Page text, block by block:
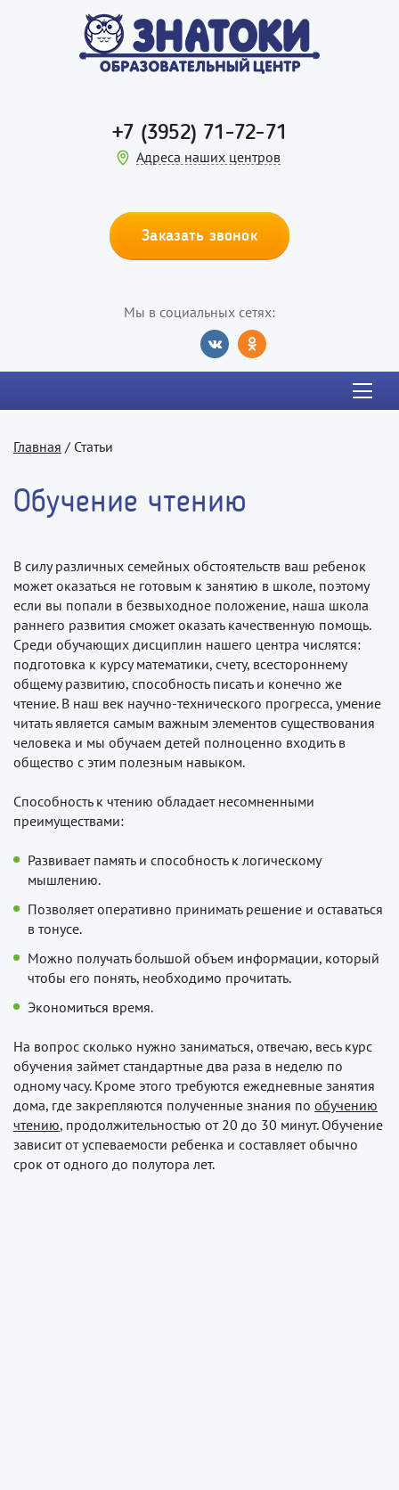
+7 (3952) 71-72-71
Адреса наших центров
Заказать звонок
Мы в социальных сетях:
Главная / Статьи
Обучение чтению
В силу различных семейных обстоятельств ваш ребенок
может оказаться не готовым к занятию в школе, поэтому
если вы попали в безвыходное положение, наша школа
раннего развития сможет оказать качественную помощь.
Среди обучающих дисциплин нашего центра числятся:
подготовка к курсу математики, счету, всестороннему
общему развитию, способность писать и конечно же
чтение. В наш век научно-технического прогресса, умение
читать является самым важным элементов существования
человека и мы обучаем детей полноценно входить в
общество с этим полезным навыком.
Способность к чтению обладает несомненными
преимуществами:
Развивает память и способность к логическому
мышлению.
Позволяет оперативно принимать решение и оставаться
в тонусе.
Можно получать большой объем информации, который
чтобы его понять, необходимо прочитать.
Экономиться время.
На вопрос сколько нужно заниматься, отвечаю, весь курс
обучения займет стандартные два раза в неделю по
одному часу. Кроме этого требуются ежедневные занятия
дома, где закрепляются полученные знания по обучению
чтению, продолжительностью от 20 до 30 минут. Обучение
зависит от успеваемости ребенка и составляет обычно
срок от одного до полутора лет.